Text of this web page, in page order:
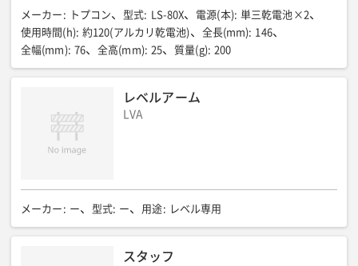
メーカー : トプコン 型式: LS-80X 電源(本): 単三乾電池×2
使用時間(h): 約120(アルカリ乾電池) 全長(mm): 146
全幅(mm): 76 全高(mm): 25 質量(g): 200
レベルアーム
LVA
メーカー : ー 型式: ー 用途: レベル専用
スタッフ